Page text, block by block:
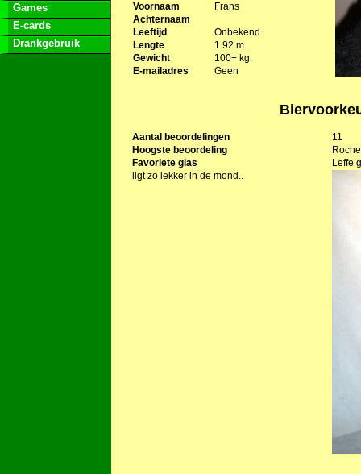
Games
E-cards
Drankgebruik
Voornaam
Frans
Achternaam
Leeftijd
Onbekend
Lengte
1.92 m.
Gewicht
100+ kg.
E-mailadres
Geen
Aantal beoordelingen
11
Hoogste beoordeling
Favoriete glas
Leffe
ligt zo lekker in de mond..